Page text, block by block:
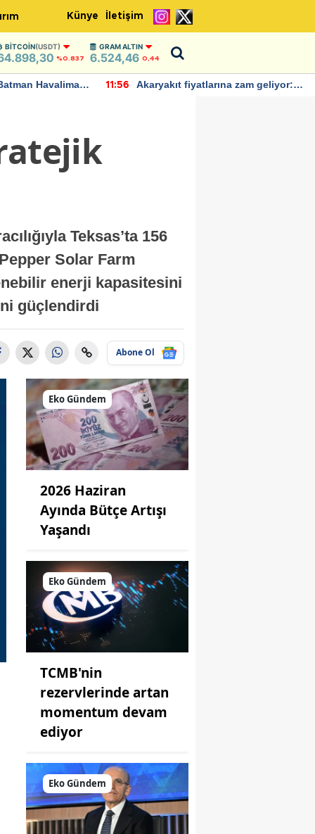
Künye İletişim
BITCOIN(USDT)
%0.837
GRAM ALTIN
6.524,46 0,44
Havalimanı
11:56
Akaryakıt fiyatlarına zam geliyor:
Teksas’ta 156
Solar Farm
enerji kapasitesini
güçlendirdi
Abone Ol
Eko Gündem
2026 Haziran
Ayında Bütçe Artışı
Yaşandı
Eko Gündem
TCMB'nin
rezervlerinde artan
momentum devam
ediyor
Eko Gündem